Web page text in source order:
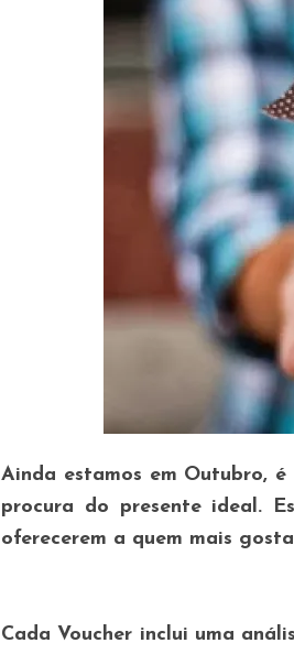
Ainda estamos em Outubro,
procura do presente ideal.
oferecerem a quem mais
Cada Voucher inclui uma